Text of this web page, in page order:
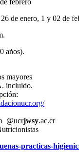
de enero, 1 y 02 de
años).
mayores
incluido.
@ucrjwsy.ac.cr
practicas-